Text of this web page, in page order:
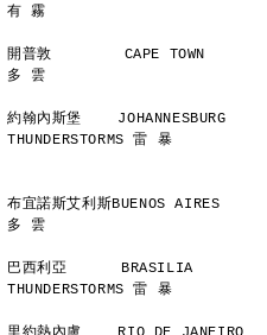
有 霧
開普敦        CAPE TOWN
多 雲
約翰內斯堡
THUNDERSTORMS 雷 暴
布宜諾斯艾利斯BUENOS
多 雲
巴西利亞      BRASILIA
THUNDERSTORMS 雷 暴